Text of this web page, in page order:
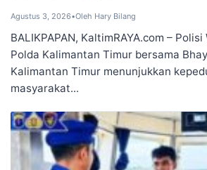
Agustus 3, 2026•Oleh Hary Bilang
BALIKPAPAN, KaltimRAYA.com –
Polda Kalimantan Timur bersama
Kalimantan Timur menunjukkan
masyarakat...